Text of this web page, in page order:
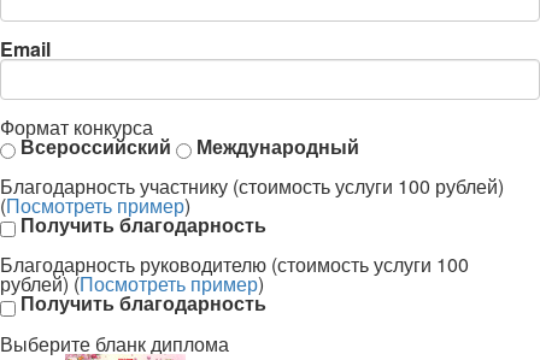
Email
Формат конкурса
Всероссийский
Международный
Благодарность участнику (стоимость услуги 100 рублей)
(Посмотреть пример)
Получить благодарность
Благодарность руководителю (стоимость услуги 100
рублей) (Посмотреть пример)
Получить благодарность
Выберите бланк диплома